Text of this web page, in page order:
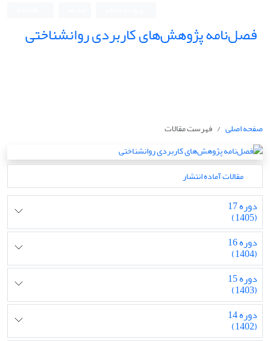
فصل‌نامه پژوهش‌های کاربردی روانشناختی
صفحه اصلی فهرست مقالات
مقالات آماده انتشار
دوره 17
(1405)
دوره 16
(1404)
دوره 15
(1403)
دوره 14
(1402)